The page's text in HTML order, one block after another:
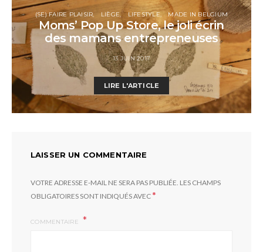
(SE) FAIRE PLAISIR LIÈGE LIFESTYLE MADE IN BELGIUM
Moms’ Pop Up Store, le joli écrin
des mamans entrepreneuses
13 JUIN 2017
LIRE L'ARTICLE
LAISSER UN COMMENTAIRE
VOTRE ADRESSE E-MAIL NE SERA PAS PUBLIÉE. LES CHAMPS
OBLIGATOIRES SONT INDIQUÉS AVEC*
COMMENTAIRE